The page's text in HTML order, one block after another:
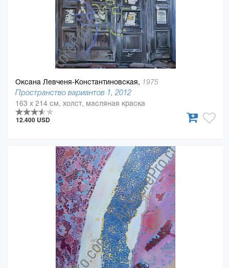
Оксана Левченя-Константиновская, 1975
Пространство вариантов 1, 2012
163 x 214 см, холст, масляная краска
12.400 USD